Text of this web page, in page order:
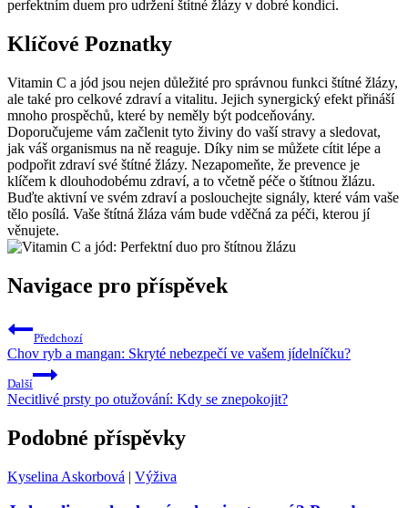
perfektním duem pro udržení štítné žlázy v dobré kondici.
Klíčové Poznatky
Vitamin C a jód jsou nejen důležité pro správnou funkci štítné žlázy,
ale také pro celkové zdraví a vitalitu. Jejich synergický efekt přináší
mnoho prospěchů, které by neměly být podceňovány.
Doporučujeme vám začlenit tyto živiny do vaší stravy a sledovat,
jak váš organismus na ně reaguje. Díky nim se můžete cítit lépe a
podpořit zdraví své štítné žlázy. Nezapomeňte, že prevence je
klíčem k dlouhodobému zdraví, a to včetně péče o štítnou žlázu.
Buďte aktivní ve svém zdraví a poslouchejte signály, které vám vaše
tělo posílá. Vaše štítná žláza vám bude vděčná za péči, kterou jí
věnujete.
Navigace pro příspěvek
Předchozí
Chov ryb a mangan: Skryté nebezpečí ve vašem jídelníčku?
Další
Necitlivé prsty po otužování: Kdy se znepokojit?
Podobné příspěvky
Kyselina Askorbová | Výživa